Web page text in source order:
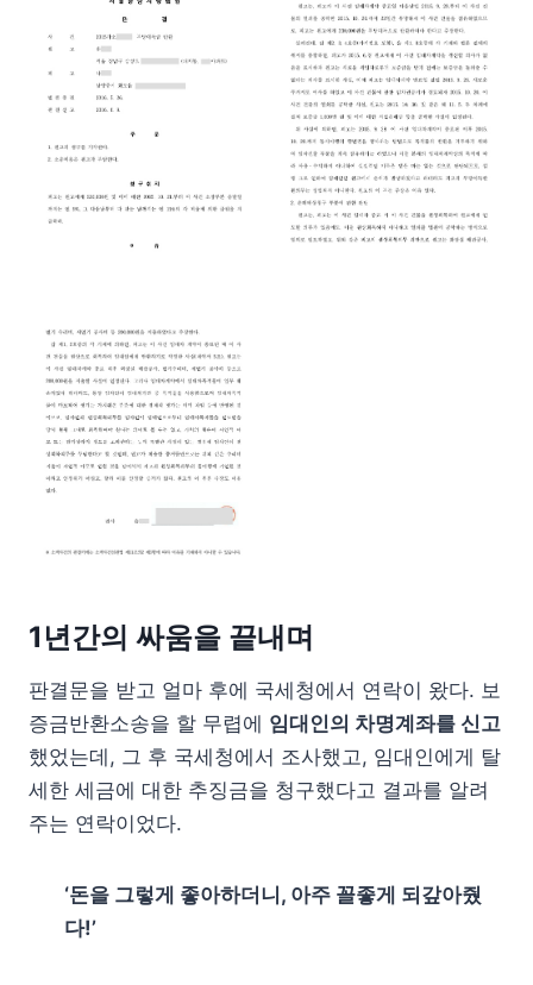
1년간의 싸움을 끝내며
판결문을 받고 얼마 후에 국세청에서 연락이 왔다. 보
증금반환소송을 할 무렵에 임대인의 차명계좌를 신고
했었는데, 그 후 국세청에서 조사했고, 임대인에게 탈
세한 세금에 대한 추징금을 청구했다고 결과를 알려
주는 연락이었다.
‘돈을 그렇게 좋아하더니, 아주 꼴좋게 되갚아줬
다!’